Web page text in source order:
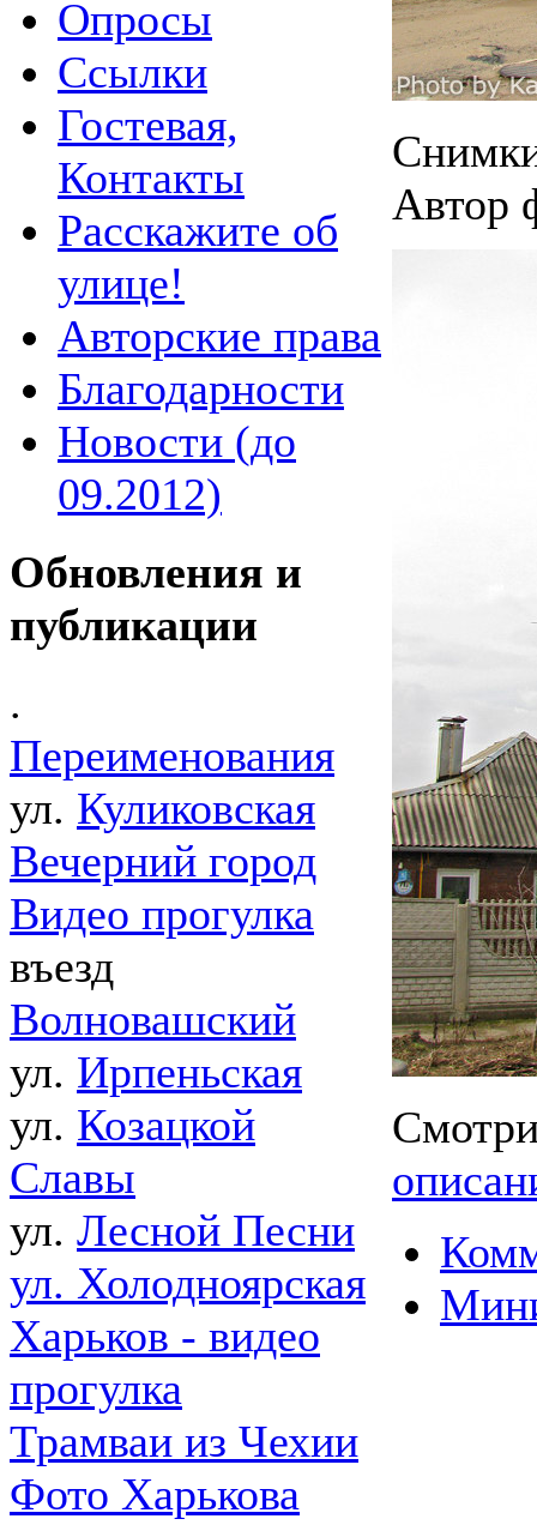
Опросы
Ссылки
Гостевая,
Контакты
Расскажите об
улице!
Авторские права
Благодарности
Новости (до
09.2012)
Обновления и
публикации
.
Переименования
ул. Куликовская
Вечерний город
Видео прогулка
въезд
Волновашский
ул. Ирпеньская
ул. Козацкой
Славы
ул. Лесной Песни
ул. Холодноярская
Харьков - видео
прогулка
Трамваи из Чехии
Фото Харькова
Автор